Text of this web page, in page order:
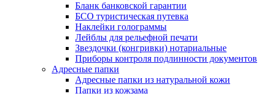
Бланк банковской гарантии
БСО туристическая путевка
Наклейки голограммы
Лейблы для рельефной печати
Звездочки (конгривки) нотариальные
Приборы контроля подлинности документов
Адресные папки
Адресные папки из натуральной кожи
Папки из кожзама